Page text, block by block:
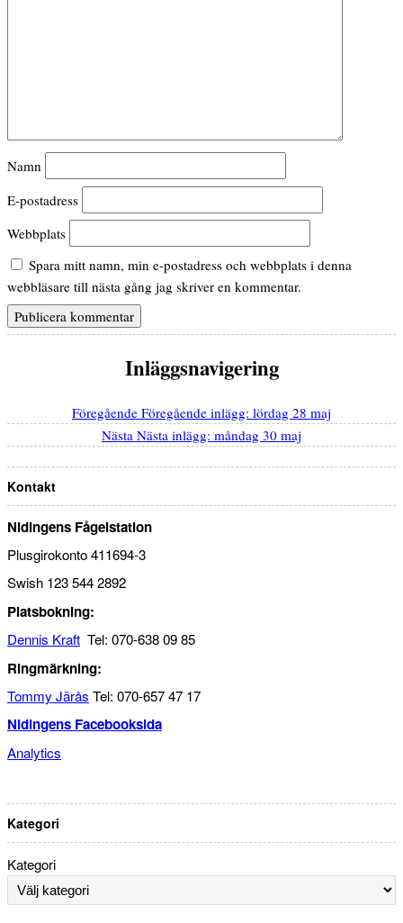
Namn
E-postadress
Webbplats
Spara mitt namn, min e-postadress och webbplats i denna
webbläsare till nästa gång jag skriver en kommentar.
Inläggsnavigering
Föregående Föregående inlägg: lördag 28 maj
Nästa Nästa inlägg: måndag 30 maj
Kontakt
Nidingens Fågelstation
Plusgirokonto 411694-3
Swish 123 544 2892
Platsbokning:
Dennis Kraft Tel: 070-638 09 85
Ringmärkning:
Tommy Järås Tel: 070-657 47 17
Nidingens Facebooksida
Analytics
Kategori
Kategori